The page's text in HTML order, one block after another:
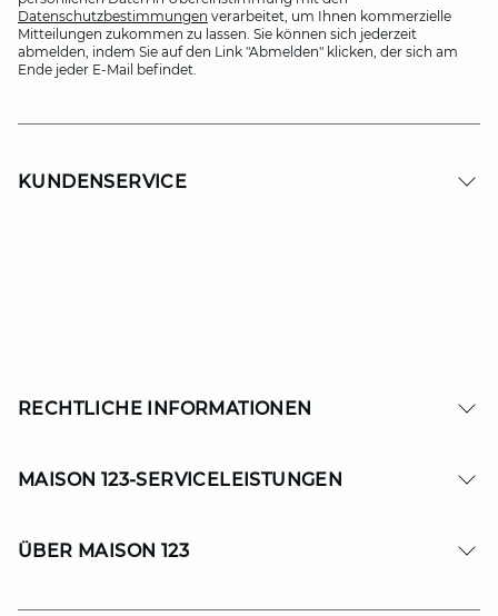
Datenschutzbestimmungen verarbeitet, um Ihnen kommerzielle
Mitteilungen zukommen zu lassen. Sie können sich jederzeit
abmelden, indem Sie auf den Link "Abmelden" klicken, der sich am
Ende jeder E-Mail befindet.
KUNDENSERVICE
RECHTLICHE INFORMATIONEN
MAISON 123-SERVICELEISTUNGEN
ÜBER MAISON 123